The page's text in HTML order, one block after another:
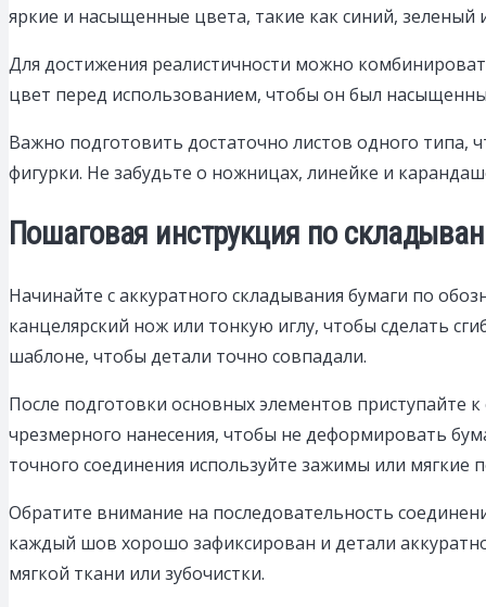
яркие и насыщенные цвета, такие как синий, зеленый
Для достижения реалистичности можно
цвет перед использованием, чтобы он был
Важно подготовить достаточно листов одного
фигурки. Не забудьте о ножницах, линейке и
Пошаговая инструкция по
Начинайте с аккуратного складывания бумаги по
канцелярский нож или тонкую иглу, чтобы сделать
шаблоне, чтобы детали точно совпадали.
После подготовки основных элементов приступайте
чрезмерного нанесения, чтобы не деформировать
точного соединения используйте зажимы или мягкие
Обратите внимание на последовательность
каждый шов хорошо зафиксирован и детали
мягкой ткани или зубочистки.